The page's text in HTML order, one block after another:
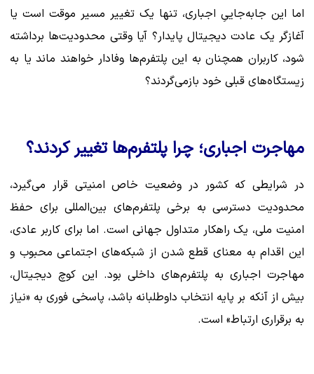
اما این جابه‌جاییِ اجباری، تنها یک تغییر مسیر موقت است یا
آغازگر یک عادت دیجیتال پایدار؟ آیا وقتی محدودیت‌ها برداشته
شود، کاربران همچنان به این پلتفرم‌ها وفادار خواهند ماند یا به
زیستگاه‌های قبلی خود بازمی‌گردند؟
مهاجرت اجباری؛ چرا پلتفرم‌ها تغییر کردند؟
در شرایطی که کشور در وضعیت خاص امنیتی قرار می‌گیرد،
محدودیت دسترسی به برخی پلتفرم‌های بین‌المللی برای حفظ
امنیت ملی، یک راهکار متداول جهانی است. اما برای کاربر عادی،
این اقدام به معنای قطع شدن از شبکه‌های اجتماعی محبوب و
مهاجرت اجباری به پلتفرم‌های داخلی بود. این کوچ دیجیتال،
بیش از آنکه بر پایه انتخاب داوطلبانه باشد، پاسخی فوری به «نیاز
به برقراری ارتباط» است.